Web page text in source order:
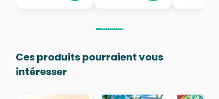
Ces produits pourraient vous
intéresser